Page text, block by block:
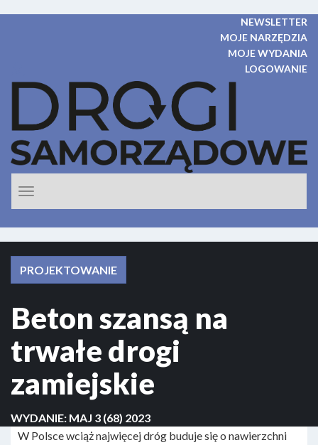
NEWSLETTER
MOJE NARZĘDZIA
MOJE WYDANIA
LOGOWANIE
nawigacje
PROJEKTOWANIE
Beton szansą na
trwałe drogi
zamiejskie
WYDANIE: MAJ 3 (68) 2023
W Polsce wciąż najwięcej dróg buduje się o nawierzchni